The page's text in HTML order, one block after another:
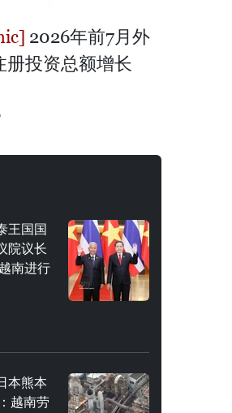
2026年前7月外
册投资总额增长
王国国
院议长
南进行
本熊本
越南劳